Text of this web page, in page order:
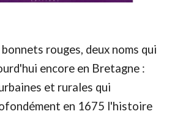
rouges, deux noms qui
encore en Bretagne :
et rurales qui
en 1675 l'histoire